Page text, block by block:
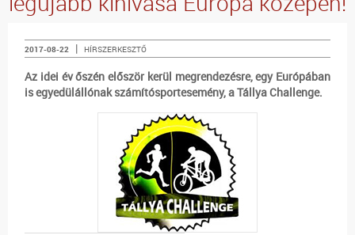
2017-08-22 | HÍRSZERKESZTŐ
Az idei év őszén először kerül megrendezésre, egy Európában
is egyedülállónak számítósportesemény, a Tállya Challenge.